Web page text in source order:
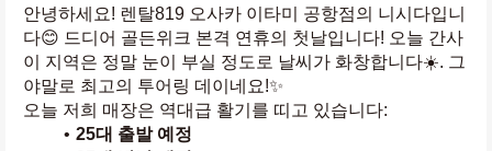
안녕하세요! 렌탈819 오사카 이타미 공항점의 니시다입니
다😊 드디어 골든위크 본격 연휴의 첫날입니다! 오늘 간사
이 지역은 정말 눈이 부실 정도로 날씨가 화창합니다☀️. 그
야말로 최고의 투어링 데이네요!✨
오늘 저희 매장은 역대급 활기를 띠고 있습니다:
25대 출발 예정